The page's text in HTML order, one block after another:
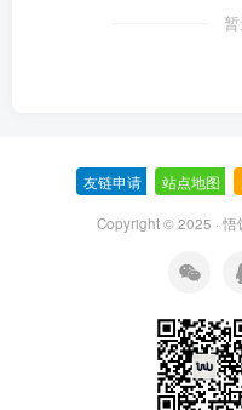
友链申请 站点地图
Copyright © 2025 · 悟